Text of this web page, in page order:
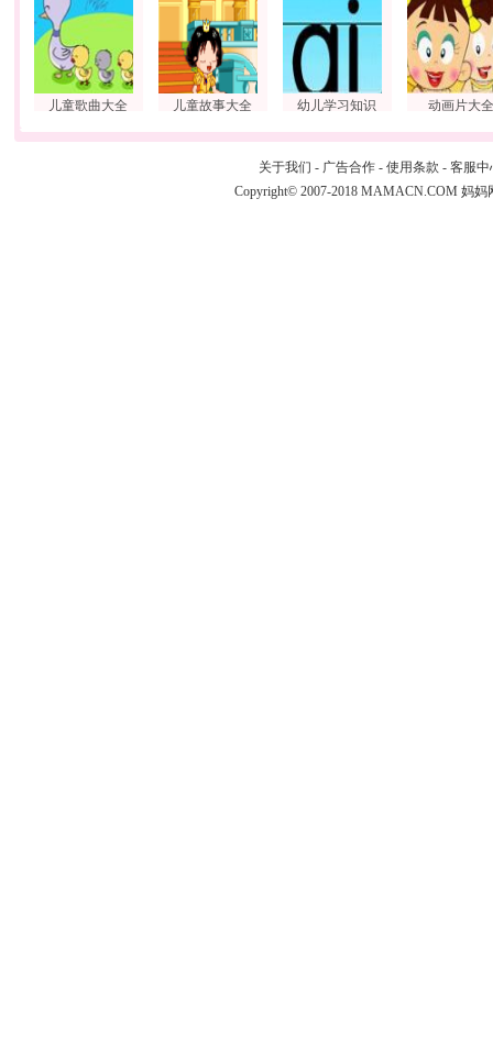
儿童歌曲大全 儿童故事大全 幼儿学习知识 动画片大全
关于我们 - 广告合作 - 使用条款 - 客服中
Copyright© 2007-2018 MAMACN.COM 妈妈